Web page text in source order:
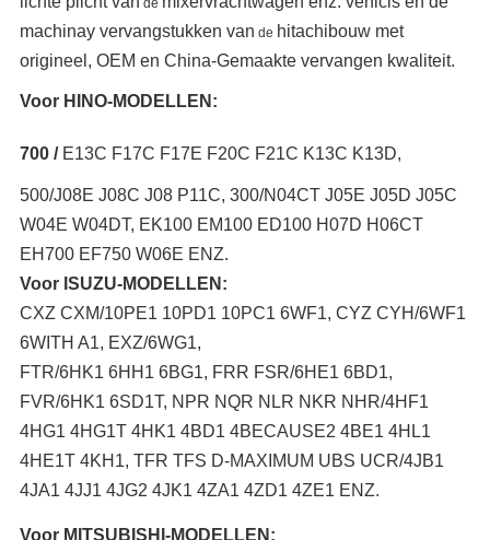
de
machinay vervangstukken van de hitachibouw met
origineel, OEM en China-Gemaakte vervangen kwaliteit.
Voor HINO-MODELLEN:
700 / E13C F17C F17E F20C F21C K13C K13D,
500/J08E J08C J08 P11C, 300/N04CT J05E J05D J05C
W04E W04DT, EK100 EM100 ED100 H07D H06CT
EH700 EF750 W06E ENZ.
Voor ISUZU-MODELLEN:
CXZ CXM/10PE1 10PD1 10PC1 6WF1, CYZ CYH/6WF1
6WITH A1, EXZ/6WG1,
FTR/6HK1 6HH1 6BG1, FRR FSR/6HE1 6BD1,
FVR/6HK1 6SD1T, NPR NQR NLR NKR NHR/4HF1
4HG1 4HG1T 4HK1 4BD1 4BECAUSE2 4BE1 4HL1
4HE1T 4KH1, TFR TFS D-MAXIMUM UBS UCR/4JB1
4JA1 4JJ1 4JG2 4JK1 4ZA1 4ZD1 4ZE1 ENZ.
Voor MITSUBISHI-MODELLEN: